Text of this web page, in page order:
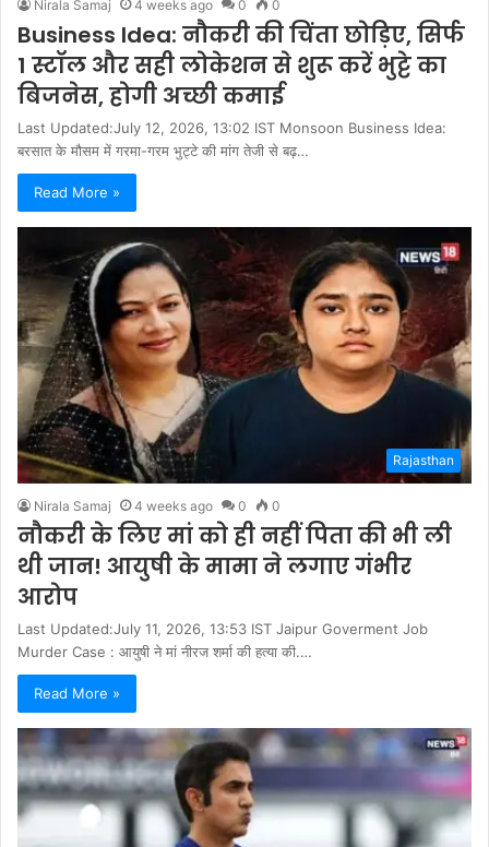
Nirala Samaj 4 weeks ago 0 0
Business Idea: नौकरी की चिंता छोड़िए, सिर्फ
1 स्टॉल और सही लोकेशन से शुरू करें भुट्टे का
बिजनेस, होगी अच्छी कमाई
Last Updated:July 12, 2026, 13:02 IST Monsoon Business Idea:
बरसात के मौसम में गरमा-गरम भुट्टे की मांग तेजी से बढ़…
Read More »
Rajasthan
Nirala Samaj 4 weeks ago 0 0
नौकरी के लिए मां को ही नहीं पिता की भी ली
थी जान! आयुषी के मामा ने लगाए गंभीर
आरोप
Last Updated:July 11, 2026, 13:53 IST Jaipur Goverment Job
Murder Case : आयुषी ने मां नीरज शर्मा की हत्या की.…
Read More »